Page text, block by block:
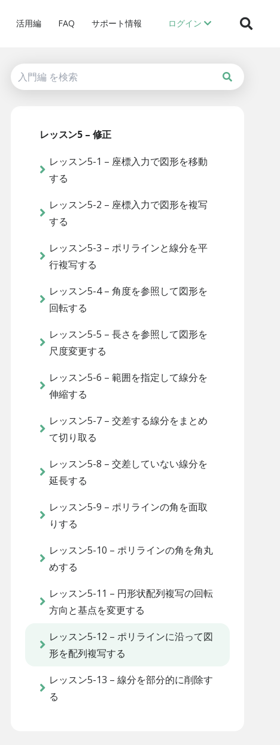
活用編 FAQ サポート情報 ログイン
レッスン5 – 修正
レッスン5-1 – 座標入力で図形を移動
する
レッスン5-2 – 座標入力で図形を複写
する
レッスン5-3 – ポリラインと線分を平
行複写する
レッスン5-4 – 角度を参照して図形を
回転する
レッスン5-5 – 長さを参照して図形を
尺度変更する
レッスン5-6 – 範囲を指定して線分を
伸縮する
レッスン5-7 – 交差する線分をまとめ
て切り取る
レッスン5-8 – 交差していない線分を
延長する
レッスン5-9 – ポリラインの角を面取
りする
レッスン5-10 – ポリラインの角を角丸
めする
レッスン5-11 – 円形状配列複写の回転
方向と基点を変更する
レッスン5-12 – ポリラインに沿って図
形を配列複写する
レッスン5-13 – 線分を部分的に削除す
る